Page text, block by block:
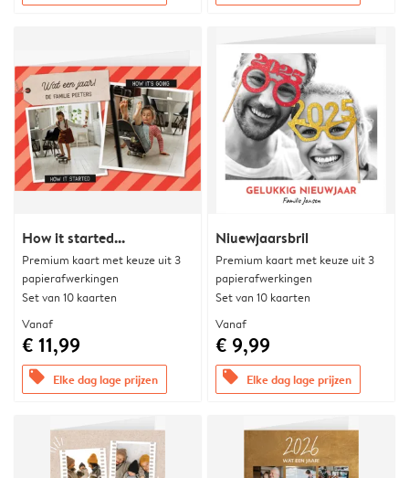
How it started...
Premium kaart met keuze uit 3
papierafwerkingen
Set van 10 kaarten
Vanaf
€ 11,99
offers Elke dag lage prijzen
Niuewjaarsbril
Premium kaart met keuze uit 3
papierafwerkingen
Set van 10 kaarten
Vanaf
€ 9,99
offers Elke dag lage prijzen